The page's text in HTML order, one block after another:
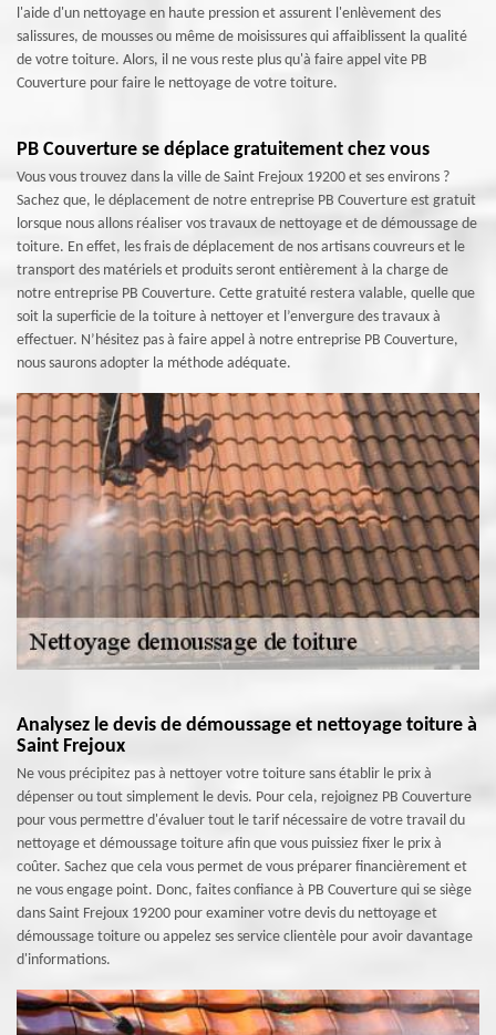
l'aide d'un nettoyage en haute pression et assurent l'enlèvement des
salissures, de mousses ou même de moisissures qui affaiblissent la qualité
de votre toiture. Alors, il ne vous reste plus qu'à faire appel vite PB
Couverture pour faire le nettoyage de votre toiture.
PB Couverture se déplace gratuitement chez vous
Vous vous trouvez dans la ville de Saint Frejoux 19200 et ses environs ?
Sachez que, le déplacement de notre entreprise PB Couverture est gratuit
lorsque nous allons réaliser vos travaux de nettoyage et de démoussage de
toiture. En effet, les frais de déplacement de nos artisans couvreurs et le
transport des matériels et produits seront entièrement à la charge de
notre entreprise PB Couverture. Cette gratuité restera valable, quelle que
soit la superficie de la toiture à nettoyer et l’envergure des travaux à
effectuer. N’hésitez pas à faire appel à notre entreprise PB Couverture,
nous saurons adopter la méthode adéquate.
Analysez le devis de démoussage et nettoyage toiture à
Saint Frejoux
Ne vous précipitez pas à nettoyer votre toiture sans établir le prix à
dépenser ou tout simplement le devis. Pour cela, rejoignez PB Couverture
pour vous permettre d'évaluer tout le tarif nécessaire de votre travail du
nettoyage et démoussage toiture afin que vous puissiez fixer le prix à
coûter. Sachez que cela vous permet de vous préparer financièrement et
ne vous engage point. Donc, faites confiance à PB Couverture qui se siège
dans Saint Frejoux 19200 pour examiner votre devis du nettoyage et
démoussage toiture ou appelez ses service clientèle pour avoir davantage
d'informations.